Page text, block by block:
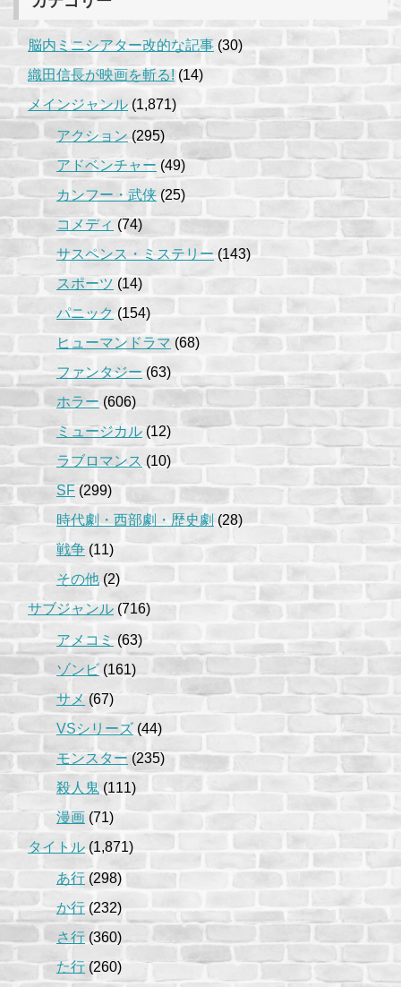
脳内ミニシアター改的な記事 (30)
織田信長が映画を斬る! (14)
メインジャンル (1,871)
アクション (295)
アドベンチャー (49)
カンフー・武侠 (25)
コメディ (74)
サスペンス・ミステリー (143)
スポーツ (14)
パニック (154)
ヒューマンドラマ (68)
ファンタジー (63)
ホラー (606)
ミュージカル (12)
ラブロマンス (10)
SF (299)
時代劇・西部劇・歴史劇 (28)
戦争 (11)
その他 (2)
サブジャンル (716)
アメコミ(63)
ゾンビ (161)
サメ(67)
VSシリーズ (44)
モンスター(235)
殺人鬼(111)
漫画 (71)
タイトル (1,871)
あ行 (298)
か行 (232)
さ行 (360)
た行(260)